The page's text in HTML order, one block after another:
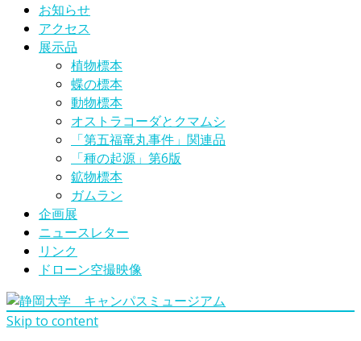
お知らせ
アクセス
展示品
植物標本
蝶の標本
動物標本
オストラコーダとクマムシ
「第五福竜丸事件」関連品
「種の起源」第6版
鉱物標本
ガムラン
企画展
ニュースレター
リンク
ドローン空撮映像
Skip to content